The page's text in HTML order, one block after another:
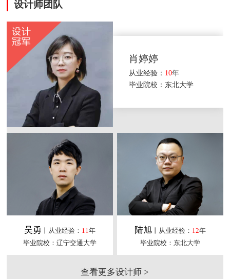
设计师团队
肖婷婷
从业经验： 10年
毕业院校：东北大学
吴勇 丨从业经验： 11年
毕业院校：辽宁交通大学
陆旭丨从业经验： 12年
毕业院校：东北大学
查看更多设计师 >